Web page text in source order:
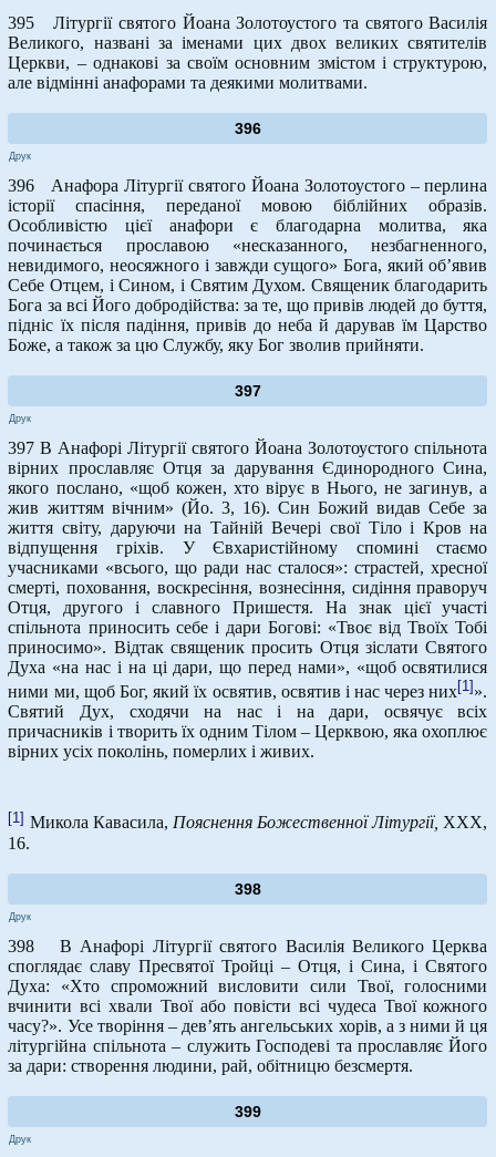
395 Літургії святого Йоана Золотоустого та святого Василія
Великого, названі за іменами цих двох великих святителів
Церкви, – однакові за своїм основним змістом і структурою,
але відмінні анафорами та деякими молитвами.
396
Друк
396 Анафора Літургії святого Йоана Золотоустого – перлина
історії спасіння, переданої мовою біблійних образів.
Особливістю цієї анафори є благодарна молитва, яка
починається прославою «несказанного, незбагненного,
невидимого, неосяжного і завжди сущого» Бога, який об’явив
Себе Отцем, і Сином, і Святим Духом. Священик благодарить
Бога за всі Його добродійства: за те, що привів людей до буття,
підніс їх після падіння, привів до неба й дарував їм Царство
Боже, а також за цю Службу, яку Бог зволив прийняти.
397
Друк
397 В Анафорі Літургії святого Йоана Золотоустого спільнота
вірних прославляє Отця за дарування Єдинородного Сина,
якого послано, «щоб кожен, хто вірує в Нього, не загинув, а
жив життям вічним» (Йо. 3, 16). Син Божий видав Себе за
життя світу, даруючи на Тайній Вечері свої Тіло і Кров на
відпущення гріхів. У Євхаристійному спомині стаємо
учасниками «всього, що ради нас сталося»: страстей, хресної
смерті, поховання, воскресіння, вознесіння, сидіння праворуч
Отця, другого і славного Пришестя. На знак цієї участі
спільнота приносить себе і дари Богові: «Твоє від Твоїх Тобі
приносимо». Відтак священик просить Отця зіслати Святого
Духа «на нас і на ці дари, що перед нами», «щоб освятилися
ними ми, щоб Бог, який їх освятив, освятив і нас через них[1] ».
Святий Дух, сходячи на нас і на дари, освячує всіх
причасників і творить їх одним Тілом – Церквою, яка охоплює
вірних усіх поколінь, померлих і живих.
[1] Микола Кавасила, Пояснення Божественної Літургії,ХХХ,
16.
398
Друк
398 В Анафорі Літургії святого Василія Великого Церква
споглядає славу Пресвятої Тройці – Отця, і Сина, і Святого
Духа: «Хто спроможний висловити сили Твої, голосними
вчинити всі хвали Твої або повісти всі чудеса Твої кожного
часу?». Усе творіння – дев’ять ангельських хорів, а з ними й ця
літургійна спільнота – служить Господеві та прославляє Його
за дари: створення людини, рай, обітницю безсмертя.
399
Друк